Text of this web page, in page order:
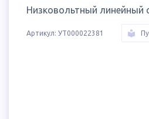
Низковольтный линейный
Артикул: УТ000022381